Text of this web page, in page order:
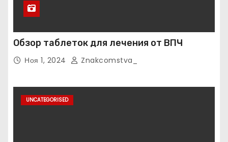
Обзор таблеток для лечения от ВПЧ
Ноя 1, 2024 Znakcomstva_
UNCATEGORISED